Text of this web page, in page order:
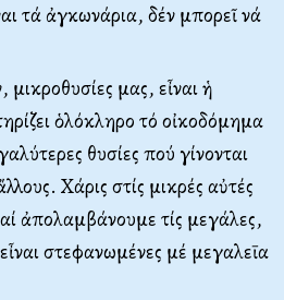
τά ἀγκωνάρια, δέν μπορεῖ νά
μας, εἶναι ἡ
ὁλόκληρο τό οἰκοδόμημα
θυσίες πού γίνονται
Χάρις στίς μικρές αὐτές
ἀπολαμβάνουμε τίς μεγάλες,
στεφανωμένες μέ μεγαλεῑα